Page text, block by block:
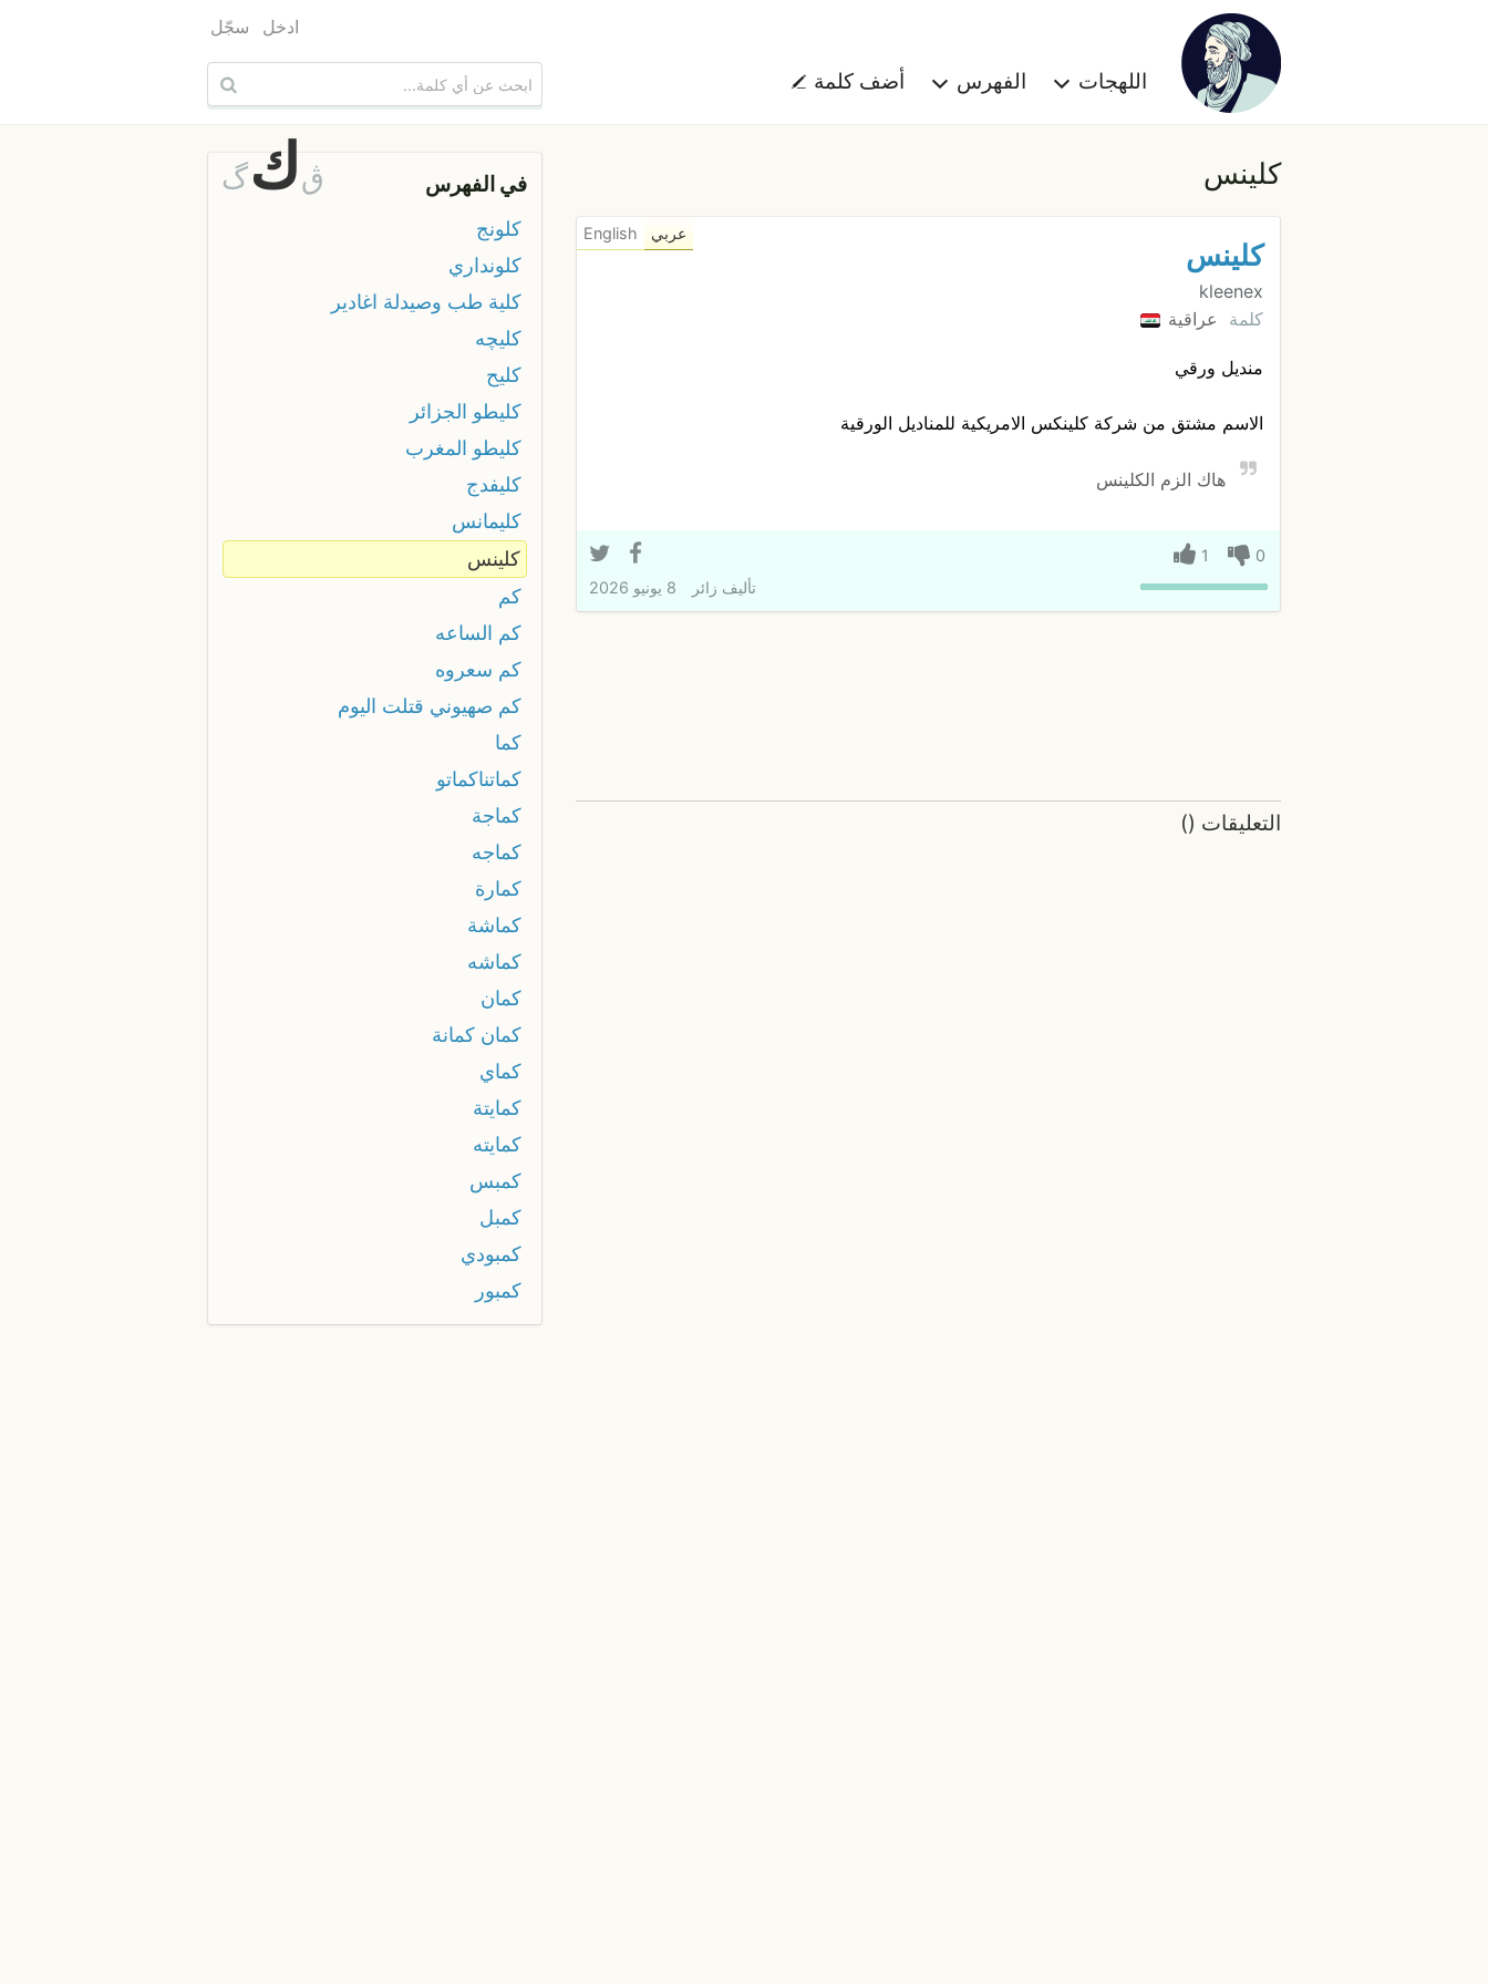
اللهجات الفهرس أضف كلمة
ادخل سجّل
كلينس
كلينس
kleenex
كلمة
عراقية
منديل ورقي
الاسم مشتق من شركة كلينكس الامريكية للمناديل الورقية
هاك الزم الكلينس
عربي English
0
1
تأليف زائر 8 يونيو 2026
التعليقات (
)
في الفهرس ڨك گ
كلونج
كلونداري
كلية طب وصيدلة اغادير
كليچه
كليح
كليطو الجزائر
كليطو المغرب
كليفدج
كليمانس
كلينس
كم
كم الساعه
كم سعروه
كم صهيوني قتلت اليوم
كما
كماتناكماتو
كماجة
كماجه
كمارة
كماشة
كماشه
كمان
كمان كمانة
كماي
كمايتة
كمايته
كمبس
كمبل
كمبودي
كمبور